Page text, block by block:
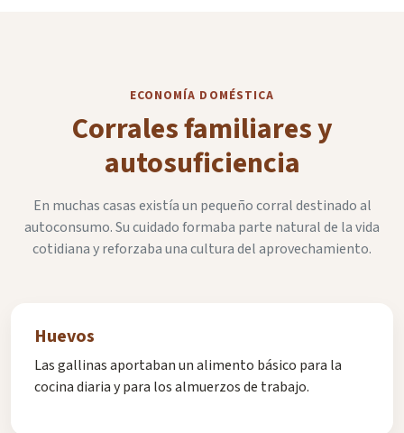
ECONOMÍA DOMÉSTICA
Corrales familiares y
autosuficiencia
En muchas casas existía un pequeño corral destinado al
autoconsumo. Su cuidado formaba parte natural de la vida
cotidiana y reforzaba una cultura del aprovechamiento.
Huevos
Las gallinas aportaban un alimento básico para la
cocina diaria y para los almuerzos de trabajo.